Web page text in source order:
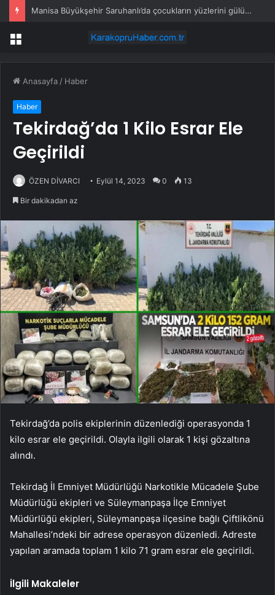
Manisa Büyükşehir Saruhanlı’da çocukların yüzlerini gülümsetti
Menü
Anasayfa / Haber
Haber
Tekirdağ’da 1 Kilo Esrar Ele
Geçirildi
ÖZEN DİVARCI Eylül 14, 2023 0 13
Bir dakikadan az
Tekirdağ’da polis ekiplerinin düzenlediği operasyonda 1
kilo esrar ele geçirildi. Olayla ilgili olarak 1 kişi gözaltına
alındı.
Tekirdağ İl Emniyet Müdürlüğü Narkotikle Mücadele Şube
Müdürlüğü ekipleri ve Süleymanpaşa İlçe Emniyet
Müdürlüğü ekipleri, Süleymanpaşa ilçesine bağlı Çiftlikönü
Mahallesi’ndeki bir adrese operasyon düzenledi. Adreste
yapılan aramada toplam 1 kilo 71 gram esrar ele geçirildi.
İlgili Makaleler